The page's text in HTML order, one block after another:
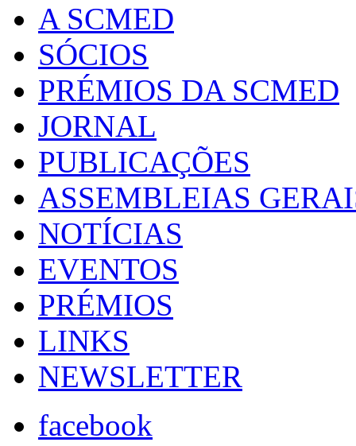
A SCMED
SÓCIOS
PRÉMIOS DA SCMED
JORNAL
PUBLICAÇÕES
ASSEMBLEIAS
NOTÍCIAS
EVENTOS
PRÉMIOS
LINKS
NEWSLETTER
facebook